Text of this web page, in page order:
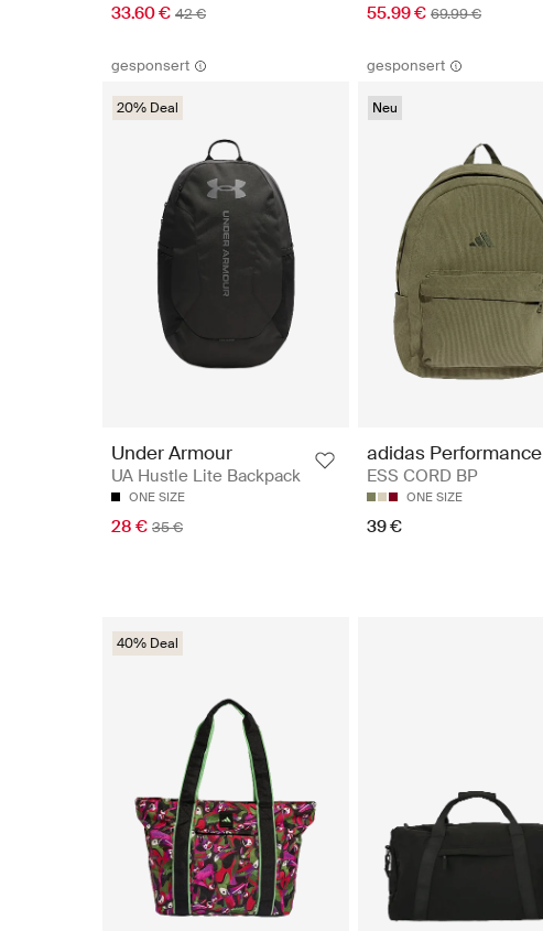
33.60 € 42 € 55.99 € 69.99 €
gesponsert
20% Deal
Under Armour
UA Hustle Lite Backpack
ONE SIZE
28 € 35 €
gesponsert
Neu
adidas Performance
ESS CORD BP
ONE SIZE
39 €
40% Deal